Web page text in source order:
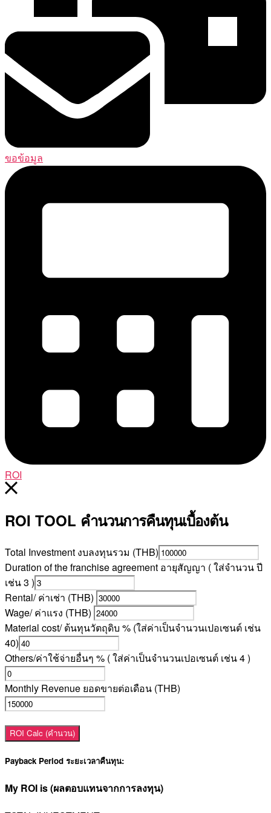
ขอข้อมูล
ROI
ROI TOOL คำนวนการคืนทุนเบื้องต้น
Total Investment งบลงทุนรวม (THB)
Duration of the franchise agreement อายุสัญญา ( ใส่จำนวน ปี
เช่น 3 )
Rental/ ค่าเช่า (THB)
Wage/ ค่าแรง (THB)
Material cost/ ต้นทุนวัตถุดิบ % (ใส่ค่าเป็นจำนวนเปอเซนต์ เช่น
40)
Others/ค่าใช้จ่ายอื่นๆ % ( ใส่ค่าเป็นจำนวนเปอเซนต์ เช่น 4 )
Monthly Revenue ยอดขายต่อเดือน (THB)
ROI Calc (คำนวน)
Payback Period ระยะเวลาคืนทุน:
My ROI is (ผลตอบแทนจากการลงทุน)